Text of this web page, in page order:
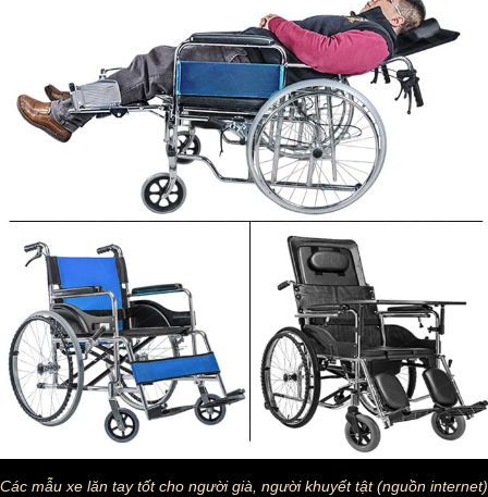
Các mẫu xe lăn tay tốt cho người già, người khuyết tật (nguồn internet)